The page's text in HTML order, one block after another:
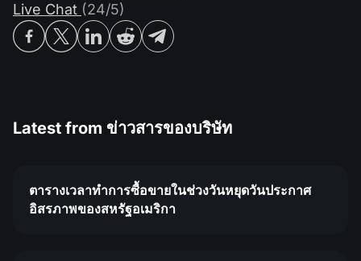
Live Chat (24/5)
Latest from ข่าวสารของบริษัท
ตารางเวลาทำการซื้อขายในช่วงวันหยุดวันประกาศ
อิสรภาพของสหรัฐอเมริกา